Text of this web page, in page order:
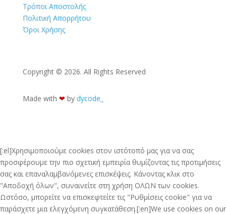
Τρόποι Αποστολής
Πολιτική Απορρήτου
Όροι Χρήσης
Copyright © 2026. All Rights Reserved
Made with ❤︎ by dycode_
[:el]Χρησιμοποιούμε cookies στον ιστότοπό μας για να σας
προσφέρουμε την πιο σχετική εμπειρία θυμίζοντας τις προτιμήσεις
σας και επαναλαμβανόμενες επισκέψεις. Κάνοντας κλικ στο
"Αποδοχή όλων", συναινείτε στη χρήση ΟΛΩΝ των cookies.
Ωστόσο, μπορείτε να επισκεφτείτε τις "Ρυθμίσεις cookie" για να
παράσχετε μια ελεγχόμενη συγκατάθεση.[:en]We use cookies on our